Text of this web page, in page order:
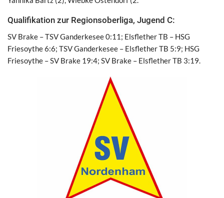
Qualifikation zur Regionsoberliga, Jugend C:
SV Brake – TSV Ganderkesee 0:11; Elsflether TB – HSG
Friesoythe 6:6; TSV Ganderkesee – Elsflether TB 5:9; HSG
Friesoythe – SV Brake 19:4; SV Brake – Elsflether TB 3:19.